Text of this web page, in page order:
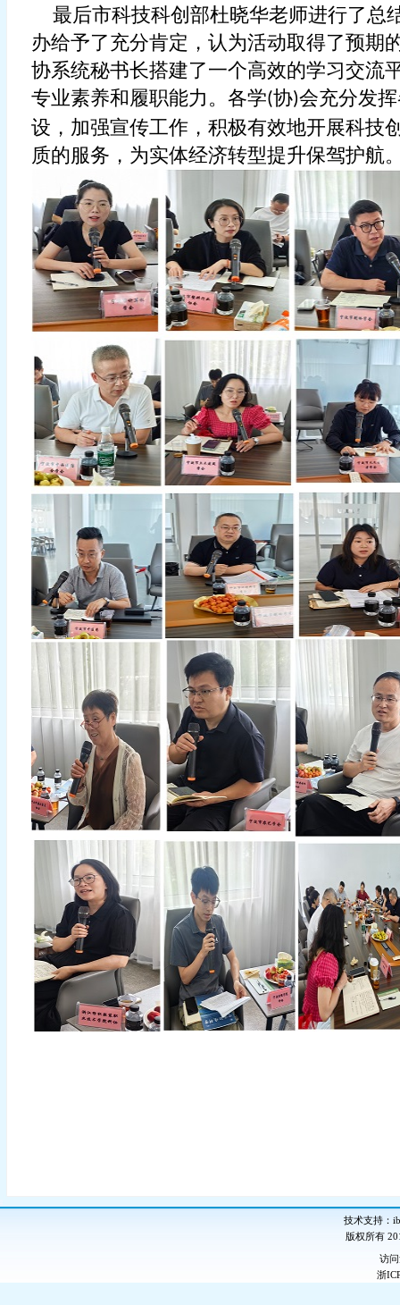
最后市科技科创部杜晓华老师进行了总
办给予了充分肯定，认为活动取得了预期
协系统秘书长搭建了一个高效的学习交流
专业素养和履职能力。各学(协)会充分发
设，加强宣传工作，积极有效地开展科技
质的服务，为实体经济转型提升保驾护航
技术支持：
版权所有
访
浙